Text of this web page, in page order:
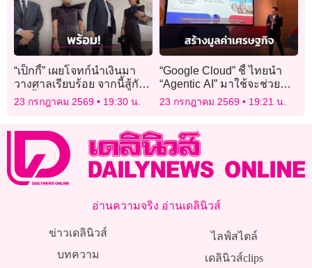
“เป็กกี้” เผยโจทก์นำเงินมา
วางศาลเรียบร้อย จากนี้สู้กัน
บนชั้นศาล เอฟซีเชียร์ให้สู้ๆ
อย่าถอย!
23 กรกฎาคม 2569 19:30 น.
“Google Cloud” ชี้ ไทยนำ
“Agentic AI” มาใช้จะช่วย
สร้าง มูลค่าเศรษฐกิจได้กว่า
1.4 ล้านล้านบาท
23 กรกฎาคม 2569 19:21 น.
อ่านความจริง อ่านเดลินิวส์
ข่าวเดลินิวส์
บทความ
ไลฟ์สไตล์
เดลินิวส์clips